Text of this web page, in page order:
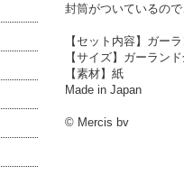
封筒がついているの
【セット内容】ガー
【サイズ】ガーラン
【素材】紙
Made in Japan
© Mercis bv